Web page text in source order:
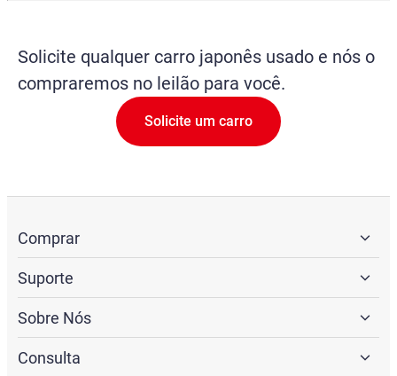
Solicite qualquer carro japonês usado e nós o
compraremos no leilão para você.
Solicite um carro
Comprar
Suporte
Sobre Nós
Consulta